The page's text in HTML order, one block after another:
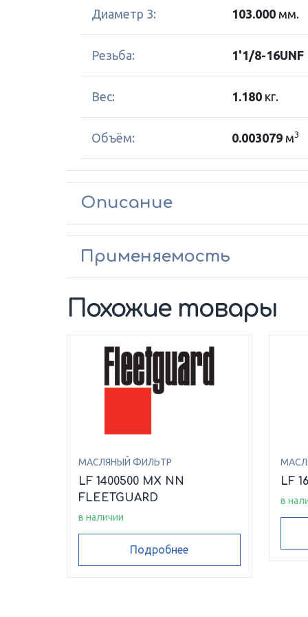
Диаметр 3: 103.000 мм.
Резьба: 1'1/8-16UNF
Вес: 1.180 кг.
Объём: 0.003079 м3
Описание
Применяемость
Похожие товары
МАСЛЯНЫЙ ФИЛЬТР
LF 1400500 MX NN
FLEETGUARD
в наличии
Подробнее
LF
в